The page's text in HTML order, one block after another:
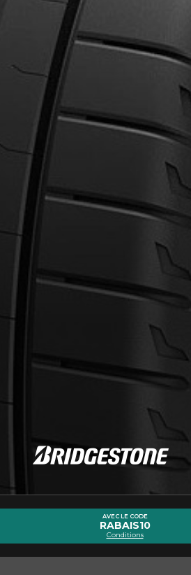
AVEC LE CODE
RABAIS10
Conditions